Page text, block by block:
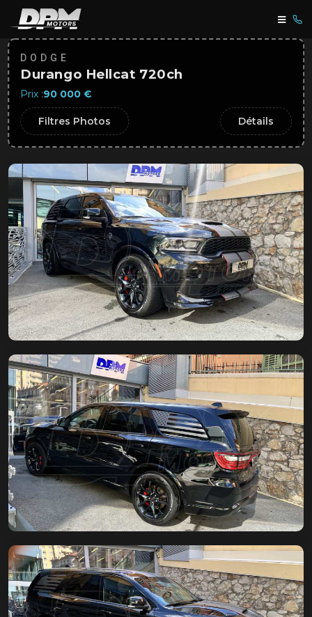
DODGE
Durango Hellcat 720ch
Prix :90 000 €
Filtres Photos Détails